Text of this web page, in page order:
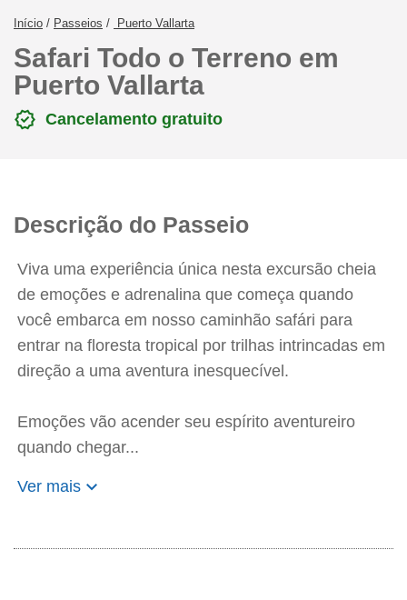
Início / Passeios / Puerto Vallarta
Safari Todo o Terreno em
Puerto Vallarta
verified Cancelamento gratuito
Descrição do Passeio
Viva uma experiência única nesta excursão cheia
de emoções e adrenalina que começa quando
você embarca em nosso caminhão safári para
entrar na floresta tropical por trilhas intrincadas em
direção a uma aventura inesquecível.
Emoções vão acender seu espírito aventureiro
quando chegar...
Ver mais keyboard_arrow_down